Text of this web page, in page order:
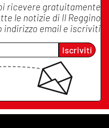
ricevere gratuitamente
le notizie di Il Reggino
indirizzo email e iscriviti
Iscriviti